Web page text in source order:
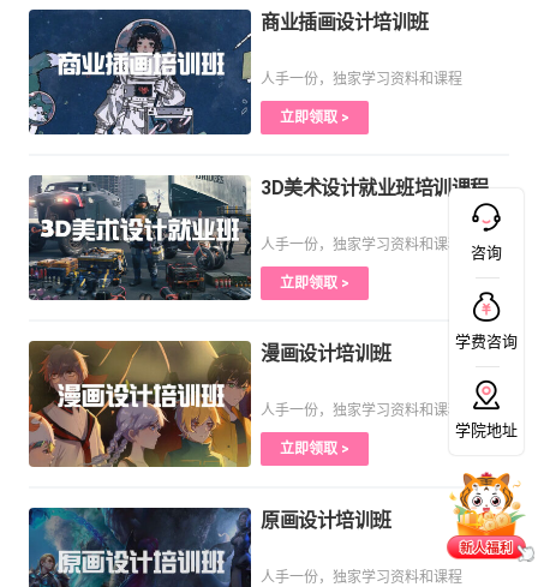
商业插画设计培训班
人手一份，独家学习资料和课程
立即领取 >
3D美术设计就业班培训课程
人手一份，独家学习资料和课程
立即领取 >
漫画设计培训班
人手一份，独家学习资料和课程
立即领取 >
原画设计培训班
人手一份，独家学习资料和课程
咨询
学费咨询
学院地址